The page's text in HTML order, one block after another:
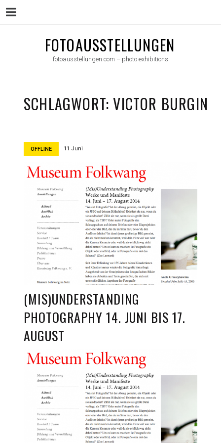
FOTOAUSSTELLUNGEN
fotoausstellungen.com – photo exhibitions
SCHLAGWORT:VICTOR BURGIN
OFFLINE 11 Juni
(MIS)UNDERSTANDING
PHOTOGRAPHY 14. JUNI BIS 17.
AUGUST
Menu